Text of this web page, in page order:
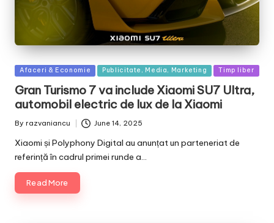
Posted
Afaceri & Economie Publicitate, Media, Marketing Timp liber
Gran Turismo 7 va include Xiaomi SU7 Ultra,
automobil electric de lux de la Xiaomi
Posted
By razvaniancu June 14, 2025
Xiaomi și Polyphony Digital au anunțat un parteneriat de
referință în cadrul primei runde a…
Read More